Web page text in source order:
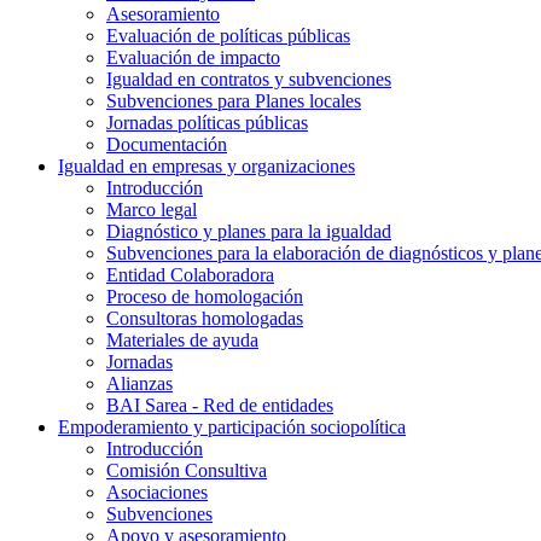
Asesoramiento
Evaluación de políticas públicas
Evaluación de impacto
Igualdad en contratos y subvenciones
Subvenciones para Planes locales
Jornadas políticas públicas
Documentación
Igualdad en empresas y organizaciones
Introducción
Marco legal
Diagnóstico y planes para la igualdad
Subvenciones para la elaboración de diagnósticos y
Entidad Colaboradora
Proceso de homologación
Consultoras homologadas
Materiales de ayuda
Jornadas
Alianzas
BAI Sarea - Red de entidades
Empoderamiento y participación sociopolítica
Introducción
Comisión Consultiva
Asociaciones
Subvenciones
Apoyo y asesoramiento